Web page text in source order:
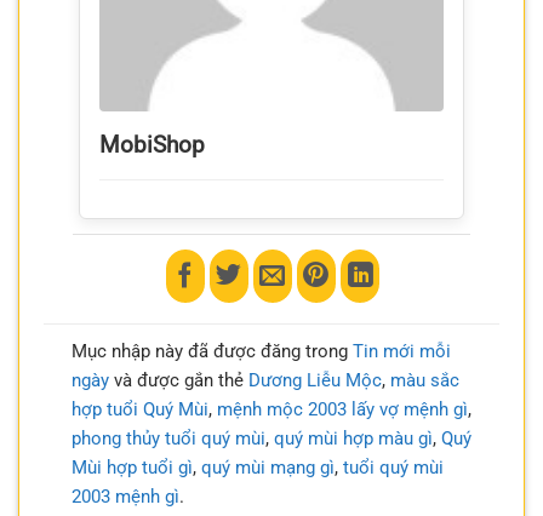
MobiShop
Mục nhập này đã được đăng trong Tin mới mỗi
ngàyvà được gắn thẻ Dương Liễu Mộc, màu sắc
hợp tuổi Quý Mùi, mệnh mộc 2003 lấy vợ mệnh gì,
phong thủy tuổi quý mùi, quý mùi hợp màu gì, Quý
Mùi hợp tuổi gì, quý mùi mạng gì, tuổi quý mùi
2003 mệnh gì.